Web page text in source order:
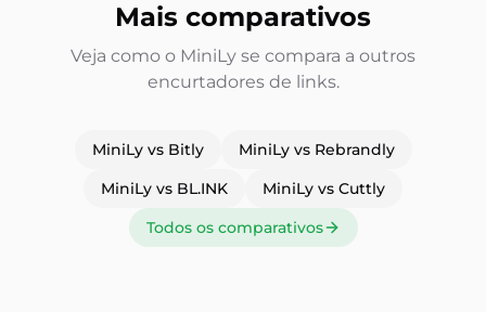
Mais comparativos
Veja como o MiniLy se compara a outros
encurtadores de links.
MiniLy vs Bitly
MiniLy vs Rebrandly
MiniLy vs BL.INK
MiniLy vs Cuttly
Todos os comparativos